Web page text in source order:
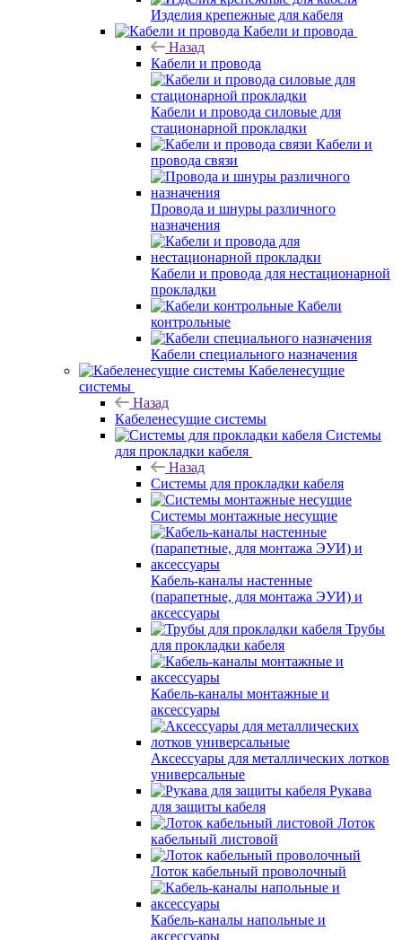
Изделия крепежные для кабеля
Кабели и провода
Назад
Кабели и провода
Кабели и провода силовые для
стационарной прокладки
Кабели и
провода связи
Провода и шнуры различного
назначения
Кабели и провода для нестационарной
прокладки
Кабели
контрольные
Кабели специального назначения
Кабеленесущие
системы
Назад
Кабеленесущие системы
Системы
для прокладки кабеля
Назад
Системы для прокладки кабеля
Системы монтажные несущие
Кабель-каналы настенные
(парапетные, для монтажа ЭУИ) и
аксессуары
Трубы
для прокладки кабеля
Кабель-каналы монтажные и
аксессуары
Аксессуары для металлических лотков
универсальные
Рукава
для защиты кабеля
Лоток
кабельный листовой
Лоток кабельный проволочный
Кабель-каналы напольные и
аксессуары